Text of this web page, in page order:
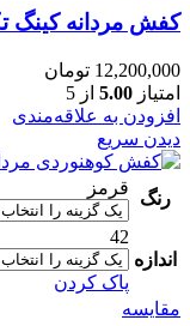
کفش مردانه
12,200,000 تومان
امتیاز 5.00 از 5
افزودن به علاقه‌مندی
دیدن سریع
رنگ
قرمز
اندازه
42
پاک کردن
مقایسه